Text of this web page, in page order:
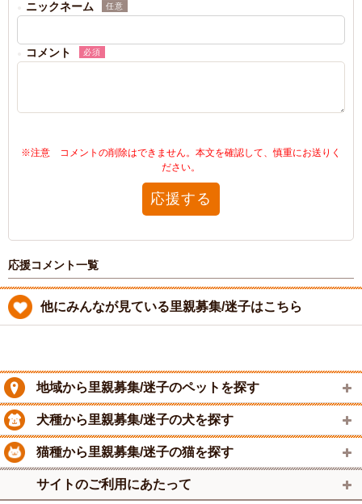
ニックネーム 任意
コメント 必須
※注意 コメントの削除はできません。本文を確認して、慎重にお送りく
ださい。
応援する
応援コメント一覧
他にみんなが見ている里親募集/迷子はこちら
地域から里親募集/迷子のペットを探す
犬種から里親募集/迷子の犬を探す
猫種から里親募集/迷子の猫を探す
サイトのご利用にあたって